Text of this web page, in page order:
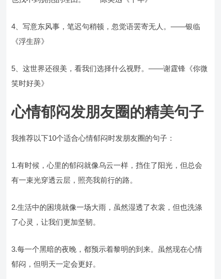
4、写意东风事，笔迟句稍顿，忽觉语罢寄无人。——银临
《浮生辞》
5、这世界还很美，看我们选择什么视野。——谢霆锋《你微
笑时好美》
心情郁闷发朋友圈的精美句子
我推荐以下10个适合心情郁闷时发朋友圈的句子：
1.有时候，心里的郁闷就像乌云一样，挡住了阳光，但总会
有一束光穿透云层，照亮我前行的路。
2.生活中的困境就像一场大雨，虽然湿透了衣裳，但也洗涤
了心灵，让我们更加坚韧。
3.每一个黑暗的夜晚，都预示着黎明的到来。虽然现在心情
郁闷，但明天一定会更好。